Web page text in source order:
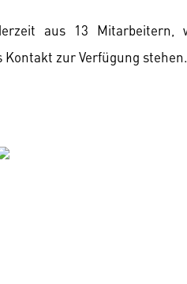
aus 13 Mitarbeitern,
zur Verfügung stehen.